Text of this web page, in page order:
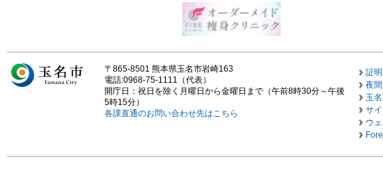
〒865-8501 熊本県玉名市岩崎163
電話:0968-75-1111（代表）
開庁日：祝日を除く月曜日から金曜日まで（午前8時30分～午後
5時15分）
各課直通のお問い合わせ先はこちら
証
夜
玉
サ
ウ